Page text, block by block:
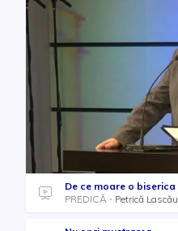
De ce moare o biserica
PREDICĂ
Petrică Lascău